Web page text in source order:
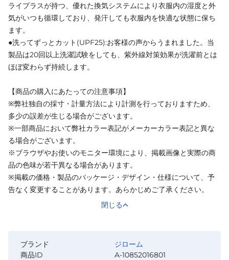
ライプラスが持つ、優れた換気システムにより衣服内の湿度と外
気がいつも循環しており、発汗しても衣服内を快適な状態に保ち
ます。
●洗ってずっとカット(UPF25):お客様の声からうまれました。当
製品は20回以上洗濯試験をしても、紫外線対策効果が洗濯前とは
ほぼ変わらず持続します。
【商品の購入にあたっての注意事項】
※弊社独自の採寸・計量方法により計測を行っておりますため、
多少の誤差が生じる場合がございます。
※一部商品において弊社カラー表記がメーカーカラー表記と異な
る場合がございます。
※ブラウザやお使いのモニター環境により、掲載画像と実際の商
品の色味が若干異なる場合があります。
※掲載の価格・製品のパッケージ・デザイン・仕様について、予
告なく変更することがあります。あらかじめご了承ください。
閉じる
ブランド
ジローム
商品ID
A-10852016801